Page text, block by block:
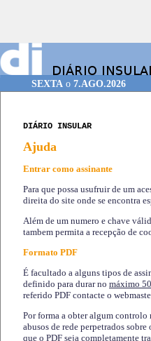
SEXTA o 7.AGO.2026
DIÁRIO INSULAR
Ajuda
Entrar como assinante
Para que possa usufruir de um
direita do site onde se encontra
Além de um numero e chave
tambem permita a recepção de
Formato PDF
É facultado a alguns tipos de
definido para durar no máximo
referido PDF contacte o
Por forma a obter algum controlo
abusos de rede perpetrados
que o PDF seja completamente